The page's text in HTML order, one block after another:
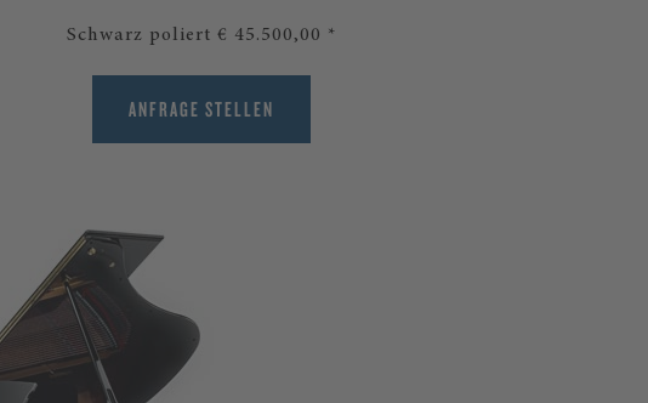
Schwarz poliert € 45.500,00 *
ANFRAGE STELLEN